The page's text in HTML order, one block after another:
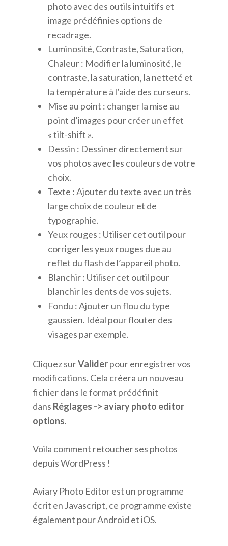
photo avec des outils intuitifs et
image prédéfinies options de
recadrage.
Luminosité, Contraste, Saturation,
Chaleur : Modifier la luminosité, le
contraste, la saturation, la netteté et
la température à l’aide des curseurs.
Mise au point : changer la mise au
point d’images pour créer un effet
« tilt-shift ».
Dessin : Dessiner directement sur
vos photos avec les couleurs de votre
choix.
Texte : Ajouter du texte avec un très
large choix de couleur et de
typographie.
Yeux rouges : Utiliser cet outil pour
corriger les yeux rouges due au
reflet du flash de l’appareil photo.
Blanchir : Utiliser cet outil pour
blanchir les dents de vos sujets.
Fondu : Ajouter un flou du type
gaussien. Idéal pour flouter des
visages par exemple.
Cliquez surValiderpour enregistrer vos
modifications. Cela créera un nouveau
fichier dans le format prédéfinit
dans Réglages -> aviary photo editor
options.
Voila comment retoucher ses photos
depuis WordPress !
Aviary Photo Editor est un programme
écrit en Javascript, ce programme existe
également pour Android et iOS.